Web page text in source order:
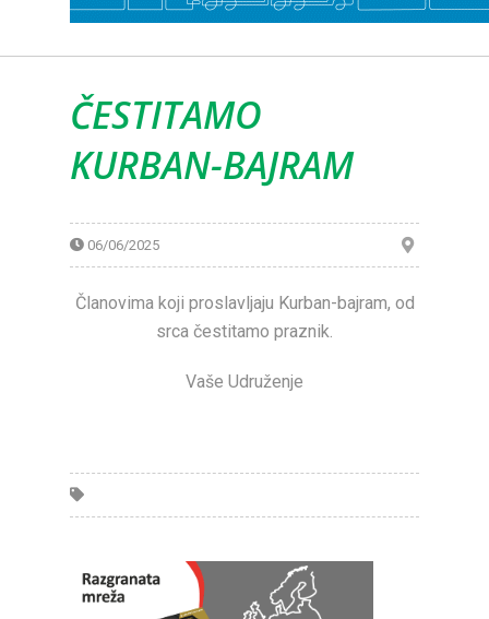
ČESTITAMO
KURBAN-BAJRAM
06/06/2025
Članovima koji proslavljaju Kurban-bajram, od
srca čestitamo praznik.
Vaše Udruženje